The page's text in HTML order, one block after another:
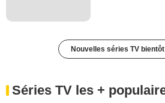
Nouvelles séries TV
Séries TV les +